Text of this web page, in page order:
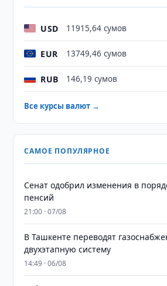
USD 11915,64 сумов
EUR 13749,46 сумов
RUB 146,19 сумов
Все курсы валют →
САМОЕ ПОПУЛЯРНОЕ
Сенат одобрил изменения в
пенсий
21:00 · 07/08
В Ташкенте переводят
двухэтапную систему
14:49 · 06/08